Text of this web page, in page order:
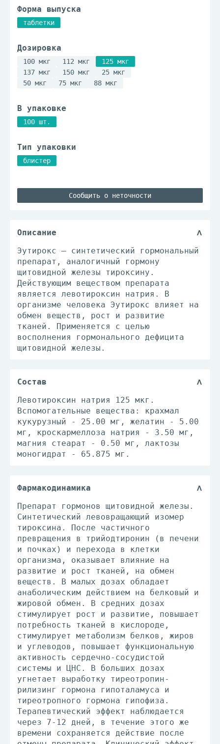
Форма выпуска
таблетки
Дозировка
100 мкг 112 мкг
125 мкг
137 мкг
150 мкг
25 мкг
50 мкг
75 мкг 88 мкг
В упаковке
100 шт.
Тип упаковки
блистер
Сообщить о неточности
Описание
Эутирокс – синтетический гормональный
препарат, аналогичный гормону
щитовидной железы тироксину.
Действующим веществом препарата
является левотироксин натрия. В
организме человека Эутирокс влияет на
обмен веществ, рост и развитие
тканей. Применяется с целью
восполнения гормонального дефицита
щитовидной железы.
Состав
Левотироксин натрия 125 мкг.
Вспомогательные вещества: крахмал
кукурузный - 25.00 мг, желатин - 5.00
мг, кроскармеллоза натрия - 3.50 мг,
магния стеарат - 0.50 мг, лактозы
моногидрат - 65.875 мг.
Фармакодинамика
Препарат гормонов щитовидной железы.
Синтетический левовращающий изомер
тироксина. После частичного
превращения в трийодтиронин (в печени
и почках) и перехода в клетки
организма, оказывает влияние на
развитие и рост тканей, на обмен
веществ. В малых дозах обладает
анаболическим действием на белковый и
жировой обмен. В средних дозах
стимулирует рост и развитие, повышает
потребность тканей в кислороде,
стимулирует метаболизм белков, жиров
и углеводов, повышает функциональную
активность сердечно-сосудистой
системы и ЦНС. В больших дозах
угнетает выработку тиреотропин-
рилизинг гормона гипоталамуса и
тиреотропного гормона гипофиза.
Терапевтический эффект наблюдается
через 7-12 дней, в течение этого же
времени сохраняется действие после